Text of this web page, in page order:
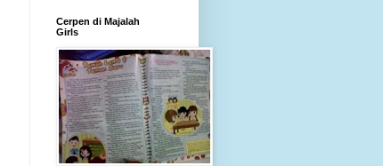
Cerpen di Majalah
Girls